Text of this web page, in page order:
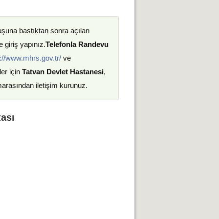
bastıktan sonra açılan
yapınız.Telefonla Randevu
www.mhrs.gov.tr/ve
için Tatvan Devlet Hastanesi,
iletişim kurunuz.